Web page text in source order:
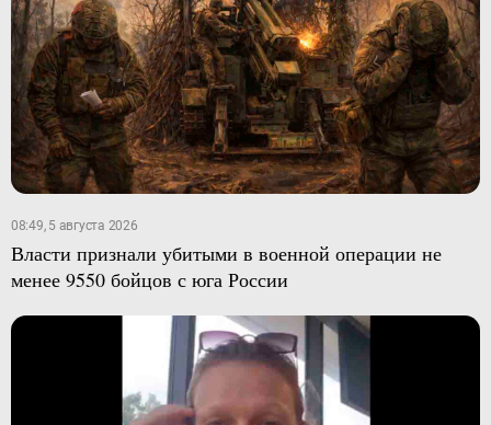
08:49, 5 августа 2026
Власти признали убитыми в военной операции не
менее 9550 бойцов с юга России